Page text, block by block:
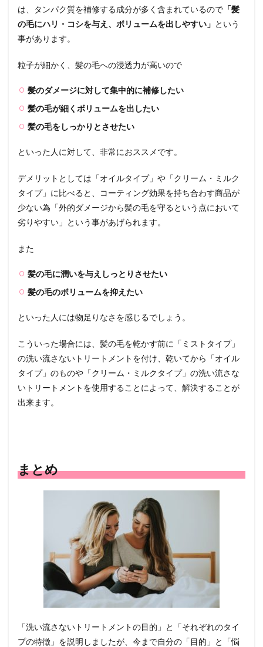
は、タンパク質を補修する成分が多く含まれているので 「髪
の毛にハリ・コシを与え、ボリュームを出しやすい」 という
事があります。
粒子が細かく、髪の毛への浸透力が高いので
髪のダメージに対して集中的に補修したい
髪の毛が細くボリュームを出したい
髪の毛をしっかりとさせたい
といった人に対して、非常におススメです。
デメリットとしては「オイルタイプ」や「クリーム・ミルク
タイプ」に比べると、コーティング効果を持ち合わす商品が
少ない為「外的ダメージから髪の毛を守るという点において
劣りやすい」という事があげられます。
また
髪の毛に潤いを与えしっとりさせたい
髪の毛のボリュームを抑えたい
といった人には物足りなさを感じるでしょう。
こういった場合には、髪の毛を乾かす前に「ミストタイプ」
の洗い流さないトリートメントを付け、乾いてから「オイル
タイプ」のものや「クリーム・ミルクタイプ」の洗い流さな
いトリートメントを使用することによって、解決することが
出来ます。
まとめ
「洗い流さないトリートメントの目的」と「それぞれのタイ
プの特徴」を説明しましたが、今まで自分の「目的」と「悩